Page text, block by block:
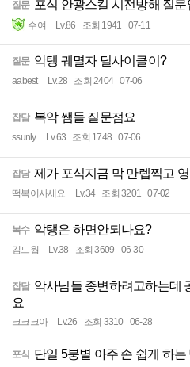
질문 포식 안광스킬 시전방해 질
수여 Lv.86 조회 1941 07-11
질문 악탱 궤멸자 딜사이클이?
aabest Lv.28 조회 2404 07-06
잡담 복악 쌤들 질문점요
ssunly Lv.63 조회 1748 07-06
잡담 제가 포식지금 막 만렙찍고
떡복이사세요 Lv.34 조회 3201 07-02
복수 악탱은 하면안되나요?
김드웝 Lv.38 조회 3609 06-30
잡담 악사님들 종변하려고하는데
요
크크크아 Lv.26 조회 3310 06-28
포식 단일 5붕별 아주 손 쉽게 하는